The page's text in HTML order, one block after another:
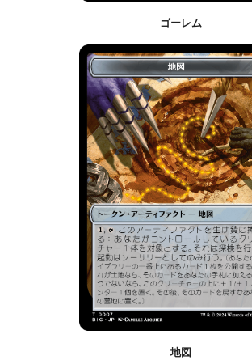
ゴーレム
地図